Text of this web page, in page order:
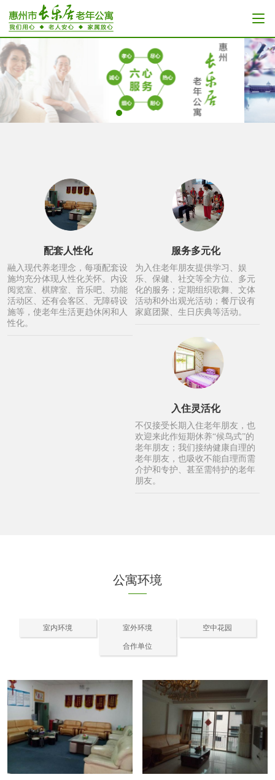
配套人性化
融入现代养老理念，每项配套设
施均充分体现人性化关怀。内设
阅览室、棋牌室、音乐吧、功能
活动区、还有会客区、无障碍设
施等，使老年生活更趋休闲和人
性化。
服务多元化
为入住老年朋友提供学习、娱
乐、保健、社交等全方位、多元
化的服务；定期组织歌舞、文体
活动和外出观光活动；餐厅设有
家庭团聚、生日庆典等活动。
入住灵活化
不仅接受长期入住老年朋友，也
欢迎来此作短期休养“候鸟式”的
老年朋友；我们接纳健康自理的
老年朋友，也吸收不能自理而需
介护和专护、甚至需特护的老年
朋友。
公寓环境
室内环境 室外环境 空中花园
合作单位